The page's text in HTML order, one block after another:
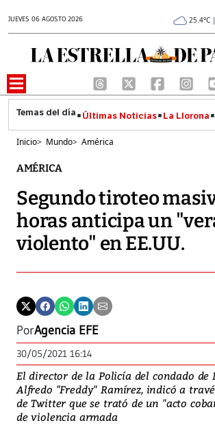
JUEVES 06 AGOSTO 2026 25.4°C
Últimas Noticias La Llorona
Inicio> Mundo> América
AMÉRICA
Segundo tiroteo
horas anticipa un
violento" en EE.UU.
PorAgencia EFE
30/05/2021 16:14
El director de la Policía del condado de
Alfredo "Freddy" Ramírez, indicó a
de Twitter que se trató de un "acto
de violencia armada